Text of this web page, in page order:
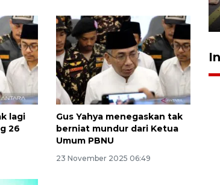
lagi
26
Gus Yahya menegaskan tak
berniat mundur dari Ketua
Umum PBNU
23 November 2025 06:49
29 Juli 2026 00:31